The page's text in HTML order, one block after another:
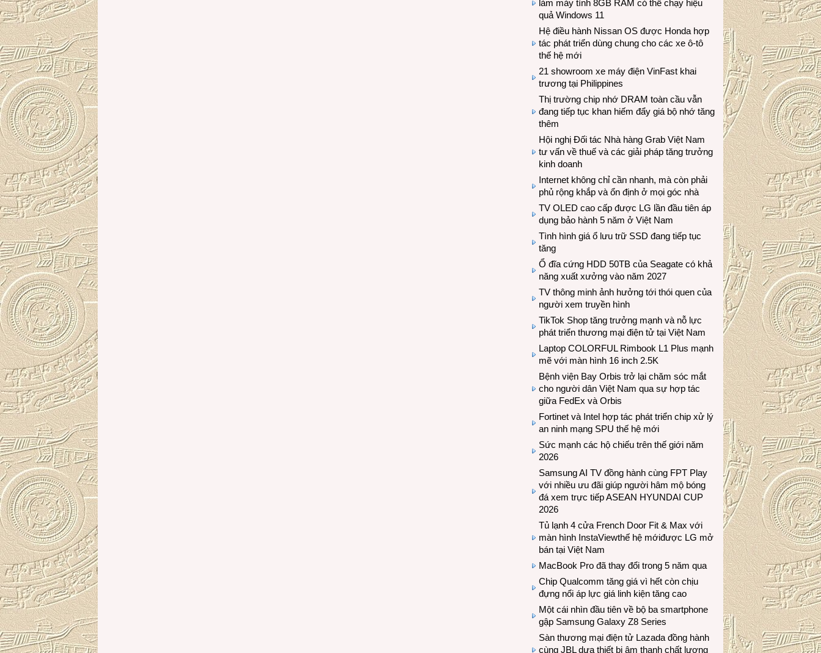
làm máy tính 8GB RAM có thể chạy hiệu
quả Windows 11
Hệ điều hành Nissan OS được Honda hợp
tác phát triển dùng chung cho các xe ô-tô
thế hệ mới
21 showroom xe máy điện VinFast khai
trương tại Philippines
Thị trường chip nhớ DRAM toàn cầu vẫn
đang tiếp tục khan hiếm đẩy giá bộ nhớ tăng
thêm
Hội nghị Đối tác Nhà hàng Grab Việt Nam
tư vấn về thuế và các giải pháp tăng trưởng
kinh doanh
Internet không chỉ cần nhanh, mà còn phải
phủ rộng khắp và ổn định ở mọi góc nhà
TV OLED cao cấp được LG lần đầu tiên áp
dụng bảo hành 5 năm ở Việt Nam
Tình hình giá ổ lưu trữ SSD đang tiếp tục
tăng
Ổ đĩa cứng HDD 50TB của Seagate có khả
năng xuất xưởng vào năm 2027
TV thông minh ảnh hưởng tới thói quen của
người xem truyền hình
TikTok Shop tăng trưởng mạnh và nỗ lực
phát triển thương mại điện tử tại Việt Nam
Laptop COLORFUL Rimbook L1 Plus mạnh
mẽ với màn hình 16 inch 2.5K
Bệnh viện Bay Orbis trở lại chăm sóc mắt
cho người dân Việt Nam qua sự hợp tác
giữa FedEx và Orbis
Fortinet và Intel hợp tác phát triển chip xử lý
an ninh mạng SPU thế hệ mới
Sức mạnh các hộ chiếu trên thế giới năm
2026
Samsung AI TV đồng hành cùng FPT Play
với nhiều ưu đãi giúp người hâm mộ bóng
đá xem trực tiếp ASEAN HYUNDAI CUP
2026
Tủ lạnh 4 cửa French Door Fit & Max với
màn hình InstaViewthế hệ mớiđược LG mở
bán tại Việt Nam
MacBook Pro đã thay đổi trong 5 năm qua
Chip Qualcomm tăng giá vì hết còn chịu
đựng nổi áp lực giá linh kiện tăng cao
Một cái nhìn đầu tiên về bộ ba smartphone
gập Samsung Galaxy Z8 Series
Sàn thương mại điện tử Lazada đồng hành
cùng JBL dưa thiết bị âm thanh chất lượng